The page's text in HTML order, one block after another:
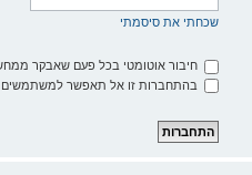
שכחתי את סיסמתי
חיבור אוטומטי בכל פעם שאבקר
בהתחברות זו אל תאפשר למשתמשים